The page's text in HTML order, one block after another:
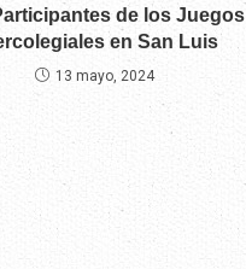
de los Juegos
en San Luis
13 mayo, 2024